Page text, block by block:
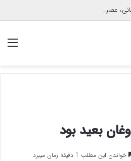
بعید بود
خواندن این مطلب 1 دقیقه زمان میبرد